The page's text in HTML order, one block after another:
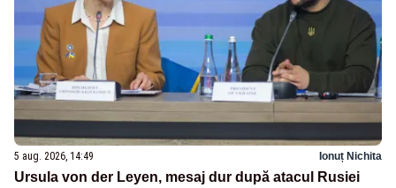
5 aug. 2026, 14:49 Ionuț Nichita
Ursula von der Leyen, mesaj dur după atacul Rusiei